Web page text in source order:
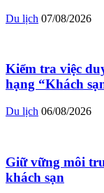
Du lịch 07/08/2026
Kiểm tra việc
hạng “Khách
Du lịch 06/08/2026
Giữ vững môi
khách sạn